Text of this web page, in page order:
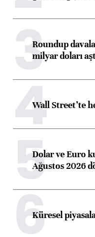
3Roundup
milyar doları
4Wall Street’te
5Dolar ve Euro
Ağustos 2026
6Küresel